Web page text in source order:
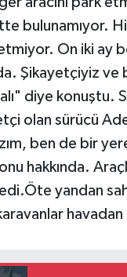
bulunamıyor.
On iki ay
Şikayetçiyiz ve
diye konuştu.
olan sürücü
ben de bir
hakkında.
yandan